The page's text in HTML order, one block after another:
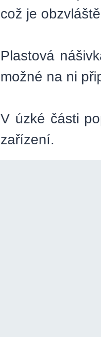
což je
Plastová
možné na ni
V úzké části
zařízení.